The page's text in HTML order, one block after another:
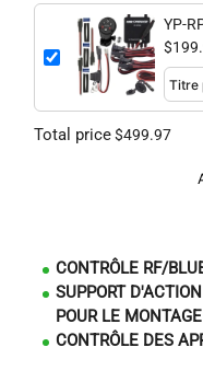
YP-
Total price$499.97
CONTRÔLE RF/
SUPPORT
POUR LE
CONTRÔLE DES